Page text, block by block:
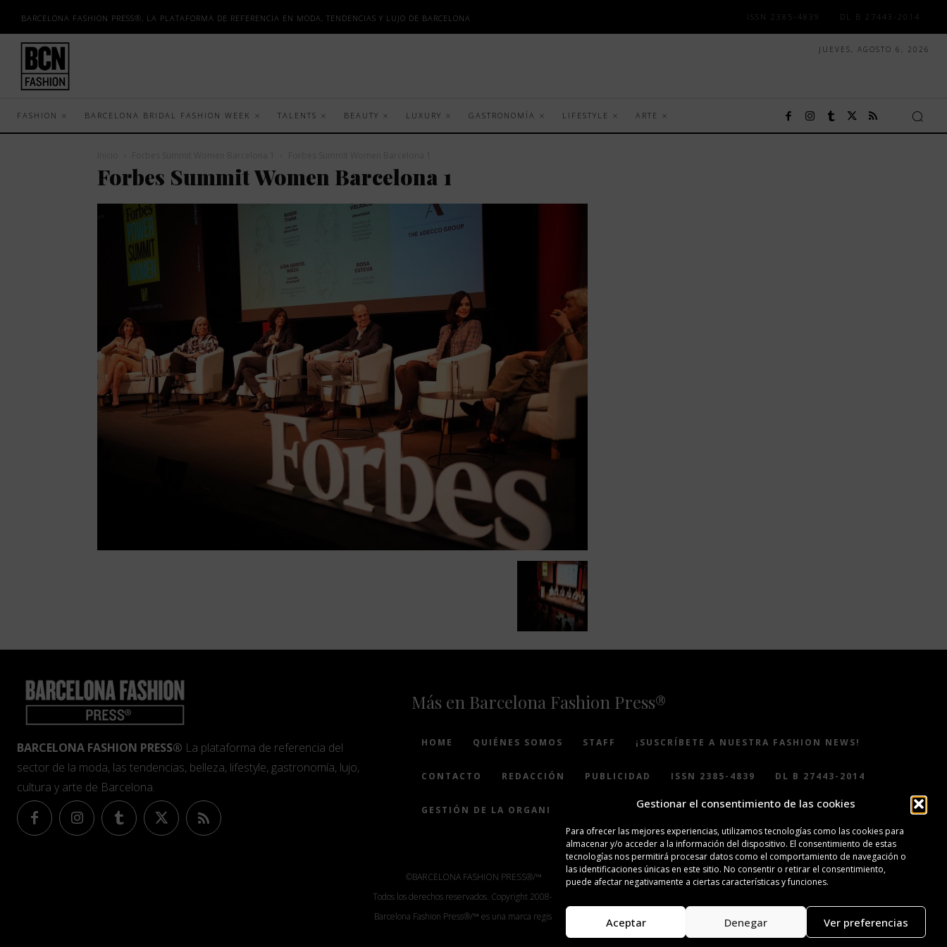
Gestionar el consentimiento de las cookies
Para ofrecer las mejores experiencias, utilizamos tecnologías como las cookies para
almacenar y/o acceder a la información del dispositivo. El consentimiento de estas
tecnologías nos permitirá procesar datos como el comportamiento de navegación o
las identificaciones únicas en este sitio. No consentir o retirar el consentimiento,
puede afectar negativamente a ciertas características y funciones.
Aceptar Denegar Ver preferencias
BARCELONA FASHION PRESS®, LA PLATAFORMA DE REFERENCIA EN MODA, TENDENCIAS Y LUJO DE BARCELONA ISSN 2385-4839 DL B 27443-2014
JUEVES, AGOSTO 6, 2026
FASHION BARCELONA BRIDAL FASHION WEEK TALENTS BEAUTY LUXURY GASTRONOMÍA LIFESTYLE ARTE
Forbes Summit Women Barcelona 1
BARCELONA FASHION PRESS® La plataforma de referencia del
sector de la moda, las tendencias, belleza, lifestyle, gastronomía, lujo,
cultura y arte de Barcelona.
Más en Barcelona Fashion Press®
HOME QUIÉNES SOMOS STAFF ¡SUSCRÍBETE A NUESTRA FASHION NEWS!
CONTACTO REDACCIÓN PUBLICIDAD ISSN 2385-4839 DL B 27443-2014
GESTIÓN DE LA ORGANIZACIÓN
©BARCELONA FASHION PRESS®/™
Todos los derechos reservados. Copyright 2008-2024.
Barcelona Fashion Press®/™ es una marca registrada.